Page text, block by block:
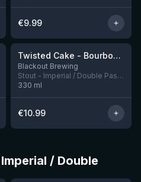
€9.99
Nog 2
★ 3.95
Twisted Cake - Bourbon BA
Blackout Brewing
Stout - Imperial / Double Pastry
330 ml
€10.99
/ Double
★4.34